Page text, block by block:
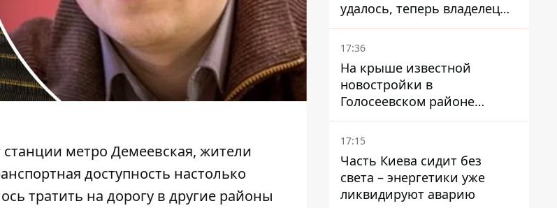
станции метро Демеевская, жители
доступность настолько
тратить на дорогу в другие районы
удалось, теперь владелец
их просто закроет
17:36
На крыше известной
новостройки в
Голосеевском районе
разбивают парк площадью
в гектар
17:15
Часть Киева сидит без
света – энергетики уже
ликвидируют аварию